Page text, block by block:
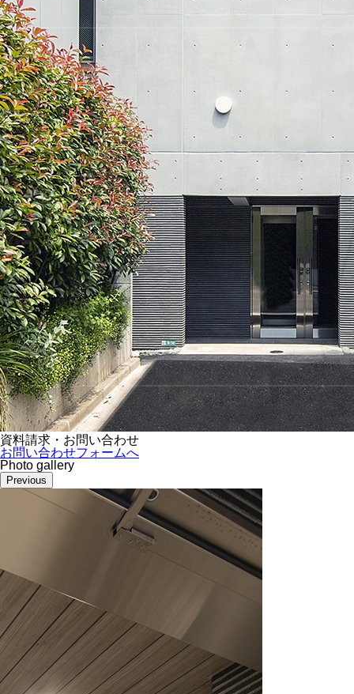
資料請求・お問い合わせ
お問い合わせフォームへ
Photo gallery
Previous